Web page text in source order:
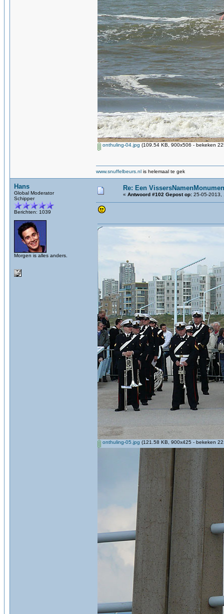
onthuling-04.jpg (109.54 KB, 900x506 - bekeken
www.snuffelbeurs.nl is helemaal te gek
Hans
Global Moderator
Schipper
Berichten: 1039
Morgen is alles anders.
Re: Een
« Antwoord #102 Gepost op: 25-05-2013,
onthuling-05.jpg (121.58 KB, 900x425 - bekeken